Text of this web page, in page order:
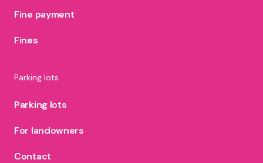
Fine payment
Fines
Parking lots
Parking lots
For landowners
Contact